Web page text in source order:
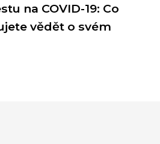
na COVID-19: Co
vědět o svém